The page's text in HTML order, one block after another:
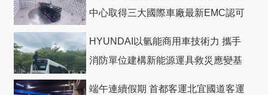
中心取得三大國際車廠最新EMC認可
HYUNDAI以氫能商用車技術力 攜手
消防單位建構新能源運具救災應變基
端午連續假期 首都客運北宜國道客運